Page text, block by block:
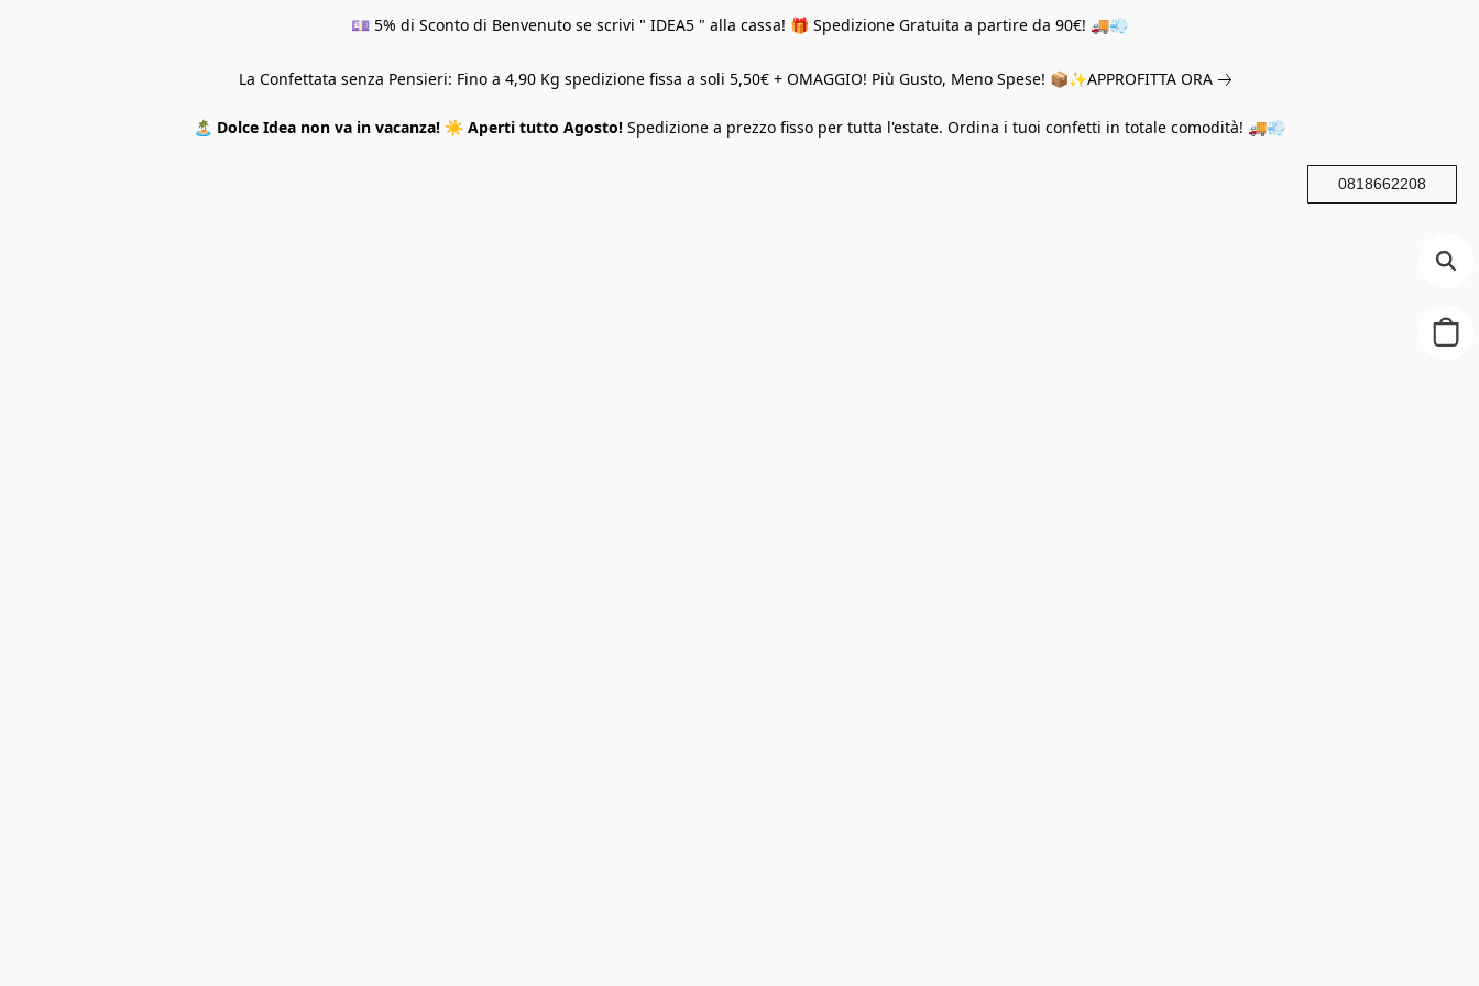
💷 5% di Sconto di Benvenuto se scrivi " IDEA5 " alla cassa! 🎁 Spedizione Gratuita a partire da 90€! 🚚💨
La Confettata senza Pensieri: Fino a 4,90 Kg spedizione fissa a soli 5,50€ + OMAGGIO! Più Gusto, Meno Spese! 📦✨APPROFITTA ORA
🏝️ Dolce Idea non va in vacanza! ☀️ Aperti tutto Agosto! Spedizione a prezzo fisso per tutta l'estate. Ordina i tuoi confetti in totale comodità! 🚚💨
0818662208